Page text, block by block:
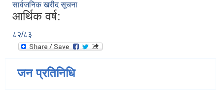
सार्वजनिक खरीद सूचना
आर्थिक वर्ष:
८२/८३
जन प्रतिनिधि